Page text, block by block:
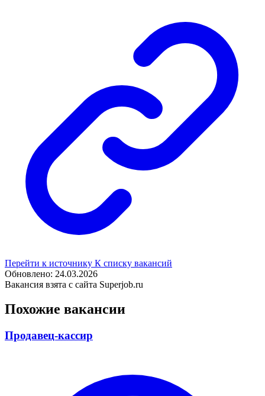
Перейти к источнику К списку вакансий
Обновлено: 24.03.2026
Вакансия взята с сайта Superjob.ru
Похожие вакансии
Продавец-кассир